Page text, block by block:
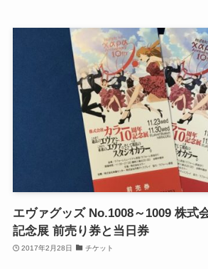
エヴァグッズ No.1008～1009 株式
記念展 前売り券と当日券
2017年2月28日 チケット